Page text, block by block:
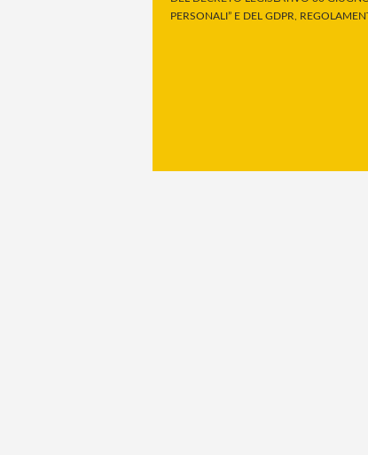
PERSONALI” E DEL GDPR,